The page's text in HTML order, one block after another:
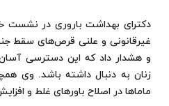
دکترای بهداشت باروری در
غیرقانونی و علنی قرص‌های سقط
و هشدار داد که این دسترسی آسان
زنان به دنبال داشته باشد. وی
ماماها در اصلاح باورهای غلط و